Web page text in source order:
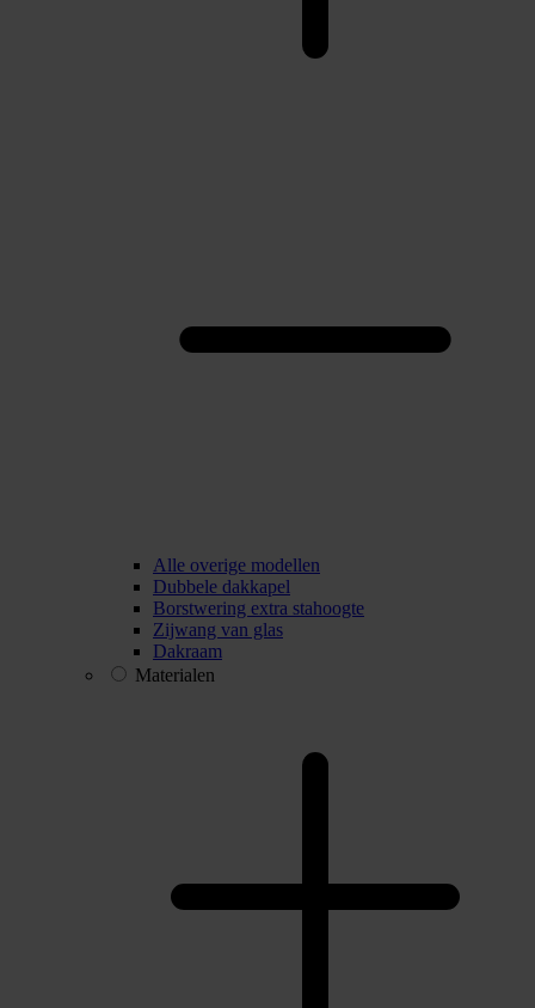
Alle overige modellen
Dubbele dakkapel
Borstwering extra stahoogte
Zijwang van glas
Dakraam
Materialen